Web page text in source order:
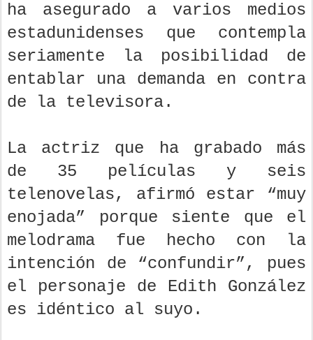
ha asegurado a varios medios
estadunidenses que contempla
seriamente la posibilidad de
entablar una demanda en contra
de la televisora.
La actriz que ha grabado más
de 35 películas y seis
telenovelas, afirmó estar “muy
enojada” porque siente que el
melodrama fue hecho con la
intención de “confundir”, pues
el personaje de Edith González
es idéntico al suyo.